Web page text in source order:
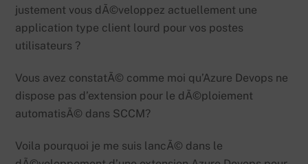
justement vous dÃ©veloppez actuellement une
application type client lourd pour vos postes
utilisateurs ?
Vous avez constatÃ© comme moi qu’Azure Devops ne
dispose pas d’extension pour le dÃ©ploiement
automatisÃ© dans SCCM?
Voila pourquoi je me suis lancÃ© dans le